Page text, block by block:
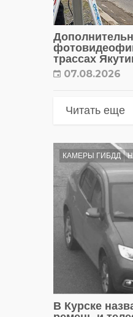
трассах
07.08.2026
Читать еще
КАМЕРЫ ГИБДД
В Курске